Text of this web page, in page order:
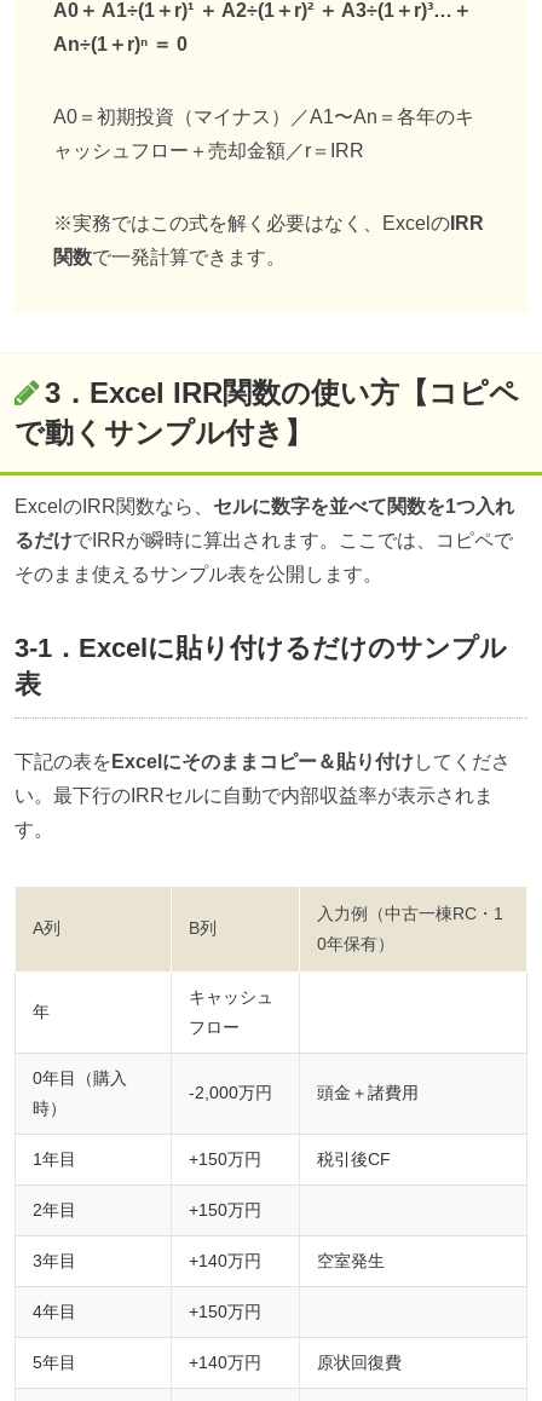
A0＋ A1÷(1＋r)¹ ＋ A2÷(1＋r)² ＋ A3÷(1＋r)³…＋
An÷(1＋r)ⁿ ＝ 0
A0＝初期投資（マイナス）／A1〜An＝各年のキ
ャッシュフロー＋売却金額／r＝IRR
※実務ではこの式を解く必要はなく、Excelの IRR
関数で一発計算できます。
3．Excel IRR関数の使い方【コピペ
で動くサンプル付き】
ExcelのIRR関数なら、 セルに数字を並べて関数を1つ入れ
るだけでIRRが瞬時に算出されます。ここでは、コピペで
そのまま使えるサンプル表を公開します。
3-1．Excelに貼り付けるだけのサンプル
表
下記の表を Excelにそのままコピー＆貼り付けしてくださ
い。最下行のIRRセルに自動で内部収益率が表示されま
す。
A列 B列
入力例（中古一棟RC・1
0年保有）
年
キャッシュ
フロー
0年目（購入
時）
-2,000万円 頭金＋諸費用
1年目 +150万円 税引後CF
2年目 +150万円
3年目 +140万円 空室発生
4年目 +150万円
5年目 +140万円 原状回復費